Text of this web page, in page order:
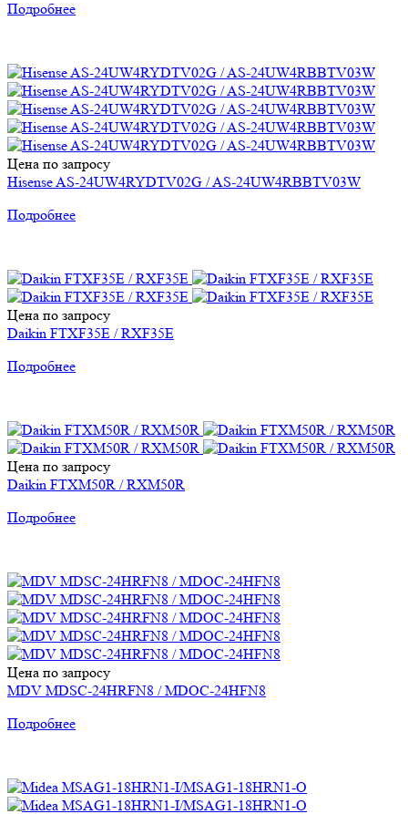
Подробнее
Цена по запросу
Hisense AS-24UW4RYDTV02G / AS-24UW4RBBTV03W
Подробнее
Цена по запросу
Daikin FTXF35E / RXF35E
Подробнее
Цена по запросу
Daikin FTXM50R / RXM50R
Подробнее
Цена по запросу
MDV MDSC-24HRFN8 / MDOC-24HFN8
Подробнее